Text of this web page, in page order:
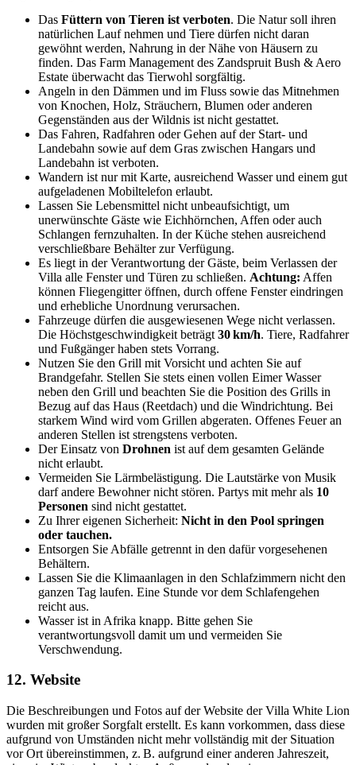
Das Füttern von Tieren ist verboten. Die Natur soll ihren
natürlichen Lauf nehmen und Tiere dürfen nicht daran
gewöhnt werden, Nahrung in der Nähe von Häusern zu
finden. Das Farm Management des Zandspruit Bush & Aero
Estate überwacht das Tierwohl sorgfältig.
Angeln in den Dämmen und im Fluss sowie das Mitnehmen
von Knochen, Holz, Sträuchern, Blumen oder anderen
Gegenständen aus der Wildnis ist nicht gestattet.
Das Fahren, Radfahren oder Gehen auf der Start‑ und
Landebahn sowie auf dem Gras zwischen Hangars und
Landebahn ist verboten.
Wandern ist nur mit Karte, ausreichend Wasser und einem gut
aufgeladenen Mobiltelefon erlaubt.
Lassen Sie Lebensmittel nicht unbeaufsichtigt, um
unerwünschte Gäste wie Eichhörnchen, Affen oder auch
Schlangen fernzuhalten. In der Küche stehen ausreichend
verschließbare Behälter zur Verfügung.
Es liegt in der Verantwortung der Gäste, beim Verlassen der
Villa alle Fenster und Türen zu schließen. Achtung: Affen
können Fliegengitter öffnen, durch offene Fenster eindringen
und erhebliche Unordnung verursachen.
Fahrzeuge dürfen die ausgewiesenen Wege nicht verlassen.
Die Höchstgeschwindigkeit beträgt 30 km/h. Tiere, Radfahrer
und Fußgänger haben stets Vorrang.
Nutzen Sie den Grill mit Vorsicht und achten Sie auf
Brandgefahr. Stellen Sie stets einen vollen Eimer Wasser
neben den Grill und beachten Sie die Position des Grills in
Bezug auf das Haus (Reetdach) und die Windrichtung. Bei
starkem Wind wird vom Grillen abgeraten. Offenes Feuer an
anderen Stellen ist strengstens verboten.
Der Einsatz von Drohnen ist auf dem gesamten Gelände
nicht erlaubt.
Vermeiden Sie Lärmbelästigung. Die Lautstärke von Musik
darf andere Bewohner nicht stören. Partys mit mehr als 10
Personen sind nicht gestattet.
Zu Ihrer eigenen Sicherheit: Nicht in den Pool springen
oder tauchen.
Entsorgen Sie Abfälle getrennt in den dafür vorgesehenen
Behältern.
Lassen Sie die Klimaanlagen in den Schlafzimmern nicht den
ganzen Tag laufen. Eine Stunde vor dem Schlafengehen
reicht aus.
Wasser ist in Afrika knapp. Bitte gehen Sie
verantwortungsvoll damit um und vermeiden Sie
Verschwendung.
12. Website
Die Beschreibungen und Fotos auf der Website der Villa White Lion
wurden mit großer Sorgfalt erstellt. Es kann vorkommen, dass diese
aufgrund von Umständen nicht mehr vollständig mit der Situation
vor Ort übereinstimmen, z. B. aufgrund einer anderen Jahreszeit,